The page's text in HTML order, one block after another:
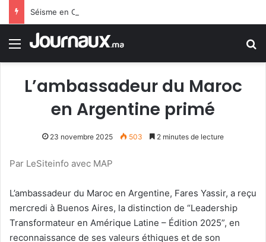
Séisme en Colombie : 12 morts dans un bilan provisoire
Menu
L’ambassadeur du Maroc
en Argentine primé
23 novembre 2025 503 2 minutes de lecture
Par LeSiteinfo avec MAP
L’ambassadeur du Maroc en Argentine, Fares Yassir, a reçu
mercredi à Buenos Aires, la distinction de “Leadership
Transformateur en Amérique Latine – Édition 2025”, en
reconnaissance de ses valeurs éthiques et de son